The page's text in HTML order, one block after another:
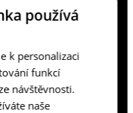
s historií
doručovacích
používá
k personalizaci
funkcí
návštěvnosti.
naše